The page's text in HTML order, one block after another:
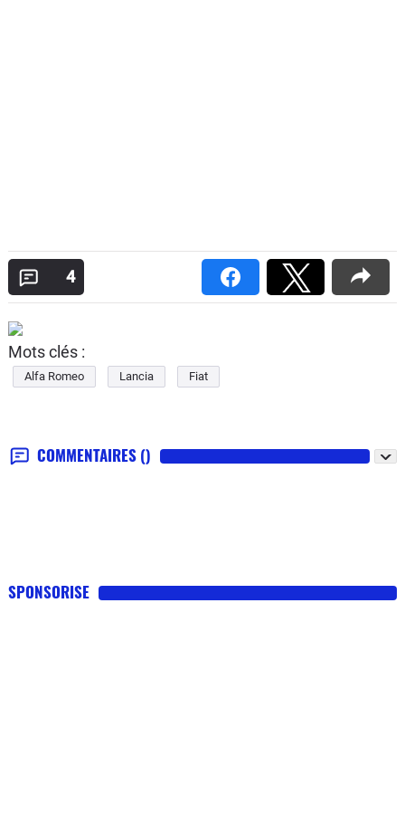
4
Mots clés :
Alfa Romeo Lancia Fiat
COMMENTAIRES ()
SPONSORISE